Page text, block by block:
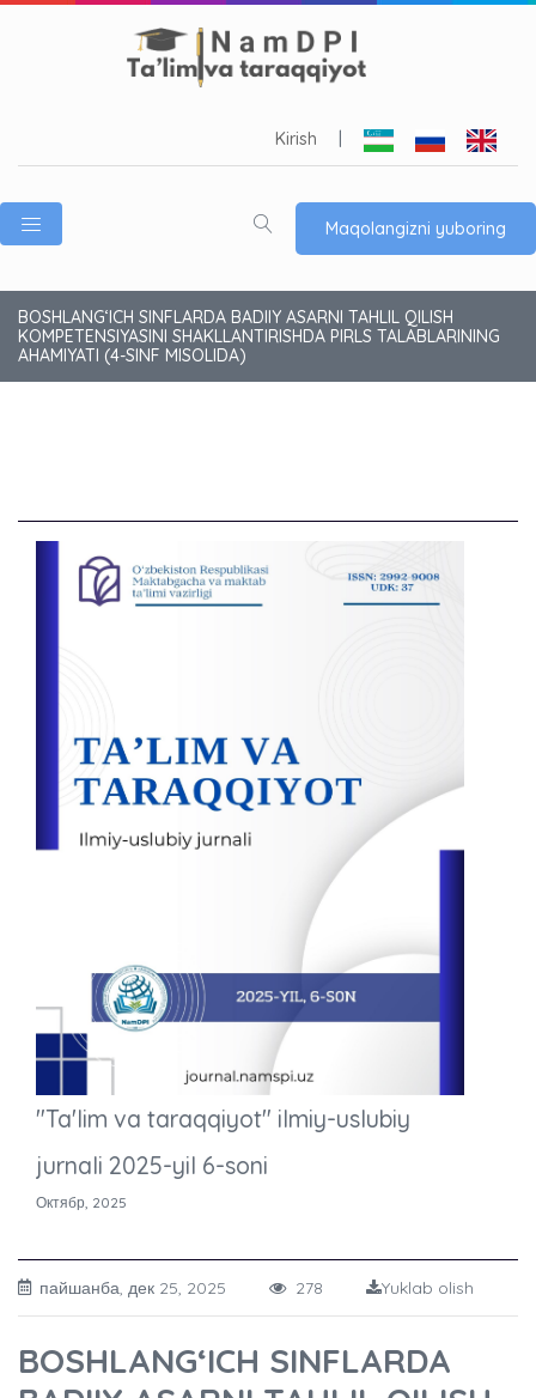
Kirish
Maqolangizni yuboring
BOSHLANG‘ICH SINFLARDA BADIIY ASARNI TAHLIL QILISH
KOMPETENSIYASINI SHAKLLANTIRISHDA PIRLS TALABLARINING
AHAMIYATI (4-SINF MISOLIDA)
"Ta'lim va taraqqiyot" ilmiy-uslubiy
jurnali 2025-yil 6-soni
Октябр, 2025
пайшанба, дек 25, 2025 278 Yuklab olish
BOSHLANG‘ICH SINFLARDA